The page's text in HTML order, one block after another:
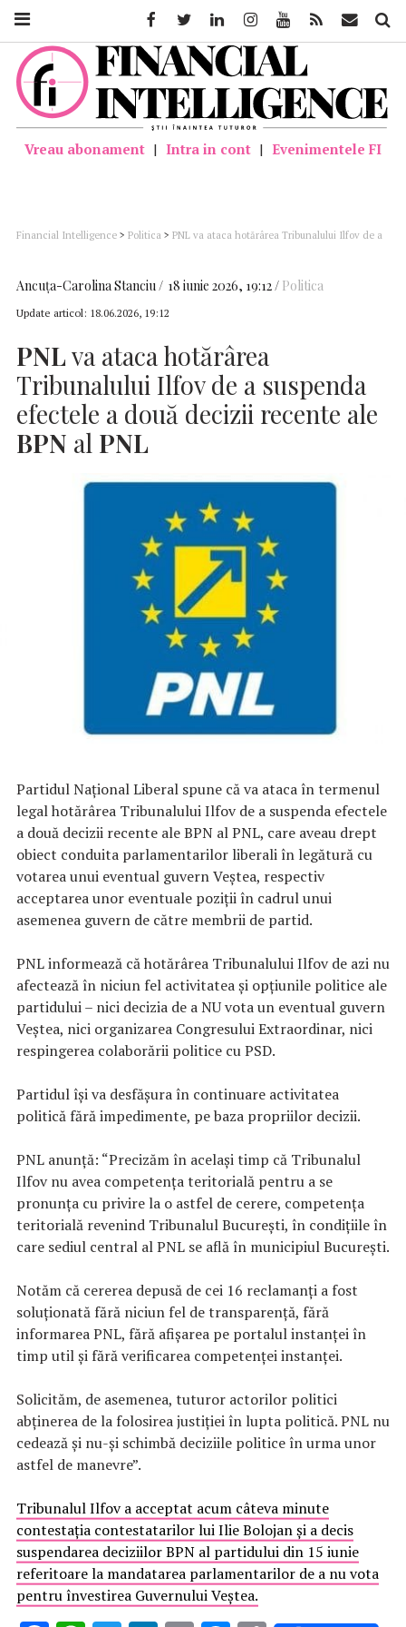
Vreau abonament | Intra in cont | Evenimentele FI
Financial Intelligence > Politica > PNL va ataca hotărârea Tribunalului Ilfov de a
Ancuţa-Carolina Stanciu 18 iunie 2026, 19:12 Politica
Update articol: 18.06.2026, 19:12
PNLva ataca hotărârea
Tribunalului Ilfov de a suspenda
efectele a două decizii recente ale
BPN al PNL
Partidul Național Liberal spune că va ataca în termenul
legal hotărârea Tribunalului Ilfov de a suspenda efectele
a două decizii recente ale BPN al PNL, care aveau drept
obiect conduita parlamentarilor liberali în legătură cu
votarea unui eventual guvern Veștea, respectiv
acceptarea unor eventuale poziții în cadrul unui
asemenea guvern de către membrii de partid.
PNL informează că hotărârea Tribunalului Ilfov de azi nu
afectează în niciun fel activitatea și opțiunile politice ale
partidului – nici decizia de a NU vota un eventual guvern
Veștea, nici organizarea Congresului Extraordinar, nici
respingerea colaborării politice cu PSD.
Partidul își va desfășura în continuare activitatea
politică fără impedimente, pe baza propriilor decizii.
PNL anunţă: “Precizăm în același timp că Tribunalul
Ilfov nu avea competența teritorială pentru a se
pronunța cu privire la o astfel de cerere, competența
teritorială revenind Tribunalul București, în condițiile în
care sediul central al PNL se află în municipiul București.
Notăm că cererea depusă de cei 16 reclamanți a fost
soluționată fără niciun fel de transparență, fără
informarea PNL, fără afișarea pe portalul instanței în
timp util și fără verificarea competenței instanței.
Solicităm, de asemenea, tuturor actorilor politici
abținerea de la folosirea justiției în lupta politică. PNL nu
cedează și nu-și schimbă deciziile politice în urma unor
astfel de manevre”.
Tribunalul Ilfov a acceptat acum câteva minute
contestația contestatarilor lui Ilie Bolojan și a decis
suspendarea deciziilor BPN al partidului din 15 iunie
referitoare la mandatarea parlamentarilor de a nu vota
pentru învestirea Guvernului Veștea.
FacebookTwitter LinkedinInstagramYoutube Feed Mail